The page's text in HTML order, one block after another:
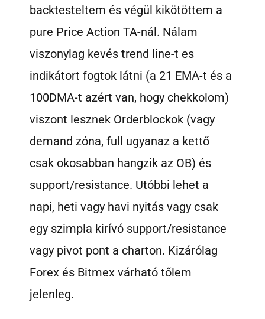
backtesteltem és végül kikötöttem a
pure Price Action TA-nál. Nálam
viszonylag kevés trend line-t es
indikátort fogtok látni (a 21 EMA-t és a
100DMA-t azért van, hogy chekkolom)
viszont lesznek Orderblockok (vagy
demand zóna, full ugyanaz a kettő
csak okosabban hangzik az OB) és
support/resistance. Utóbbi lehet a
napi, heti vagy havi nyitás vagy csak
egy szimpla kirívó support/resistance
vagy pivot pont a charton. Kizárólag
Forex és Bitmex várható tőlem
jelenleg.